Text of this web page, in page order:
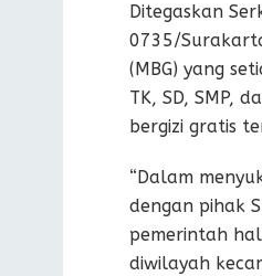
Ditegaskan
0735/
(MBG) yang
TK, SD, SMP,
bergizi gratis
“Dalam
dengan pihak
pemerintah
diwilayah